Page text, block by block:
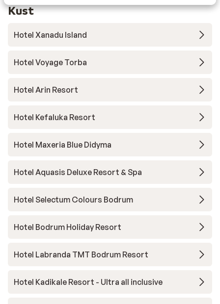
Kust
Hotel Xanadu Island
Hotel Voyage Torba
Hotel Arin Resort
Hotel Kefaluka Resort
Hotel Maxeria Blue Didyma
Hotel Aquasis Deluxe Resort & Spa
Hotel Selectum Colours Bodrum
Hotel Bodrum Holiday Resort
Hotel Labranda TMT Bodrum Resort
Hotel Kadikale Resort - Ultra all inclusive